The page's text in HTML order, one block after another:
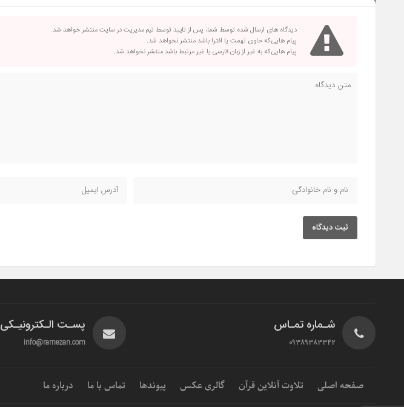
دیدگاه های ارسال شده توسط شما، پس از تایید توسط تیم مدیریت در سایت منتشر خواهد شد.
پیام هایی که حاوی تهمت یا افترا باشد منتشر نخواهد شد.
پیام هایی که به غیر از زبان فارسی یا غیر مرتبط باشد منتشر نخواهد شد.
ثبت دیدگاه
شـماره تمـاس
۰۹۳۸۹۳۸۳۳۴۲
پسـت الـکترونیـکی
info@ramezan.com
صفحه اصلی تلاوت آنلاین قرآن گالری عکس پیوندها تماس با ما درباره ما